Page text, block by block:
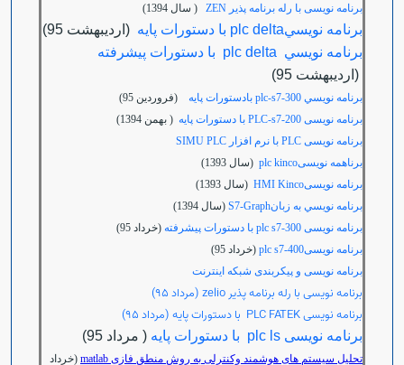
برنامه نویسی با رله برنامه پذیر ZEN
( سال 1394)
برنامه نويسيplc delta با دستورات پايه
(ارديبهشت 95)
برنامه نويسي plc delta با دستورات پيشرفته
(ارديبهشت 95)
برنامه نويسي plc-s7-300 بادستورات پايه
(فروردين 95)
برنامه نویسی PLC-s7-200 با دستورات پایه
( بهمن 1394)
برنامه نویسی
با نرم افزار SIMU PLC
برناهمه نویسیplc kinco
(سال 1393)
برنامه نویسیHMI Kinco
(سال 1393)
برنامه نويسي به زبانS7-Graph
(سال 1394)
برنامه نویسی plc s7-300 با دستورات پیشرفته
(خرداد 95)
برنامه نویسیplc s7-400
(خرداد 95)
برنامه نویسی و پیکربندی شبکه اینترنت
برنامه نویسی با رله برنامه پذیر zelio (مرداد 95)
برنامه نویسی PLC FATEK با دستورات پایه (مرداد 95)
برنامه نویسی plc ls با دستورات پایه ( مرداد 95)
تحلیل سیستم های هوشمند وکنترلی به روش منطق فازی matlab
(خرداد